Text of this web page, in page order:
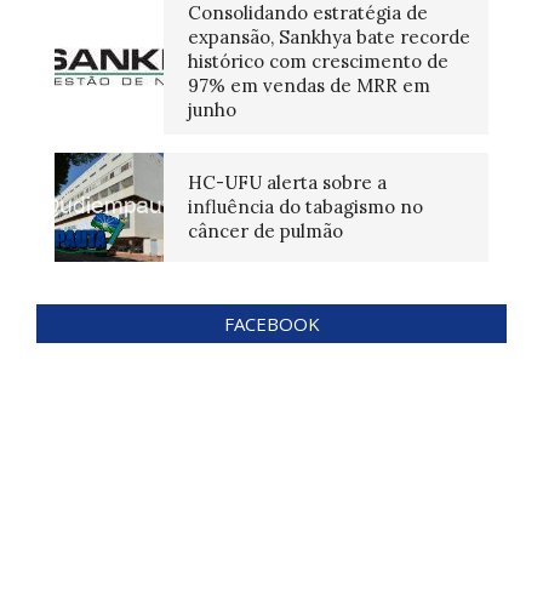
Consolidando estratégia de
expansão, Sankhya bate recorde
histórico com crescimento de
97% em vendas de MRR em
junho
HC-UFU alerta sobre a
influência do tabagismo no
câncer de pulmão
FACEBOOK